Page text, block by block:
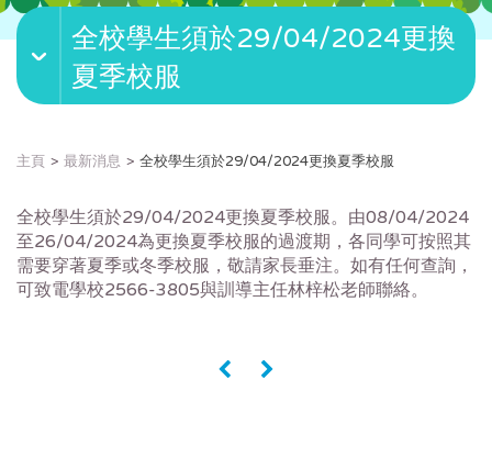
v
全校學生須於29/04/2024更換
夏季校服
主頁 最新消息 全校學生須於29/04/2024更換夏季校服
全校學生須於29/04/2024更換夏季校服。由08/04/2024
至26/04/2024為更換夏季校服的過渡期，各同學可按照其
需要穿著夏季或冬季校服，敬請家長垂注。如有任何查詢，
可致電學校2566-3805與訓導主任林梓松老師聯絡。
« »